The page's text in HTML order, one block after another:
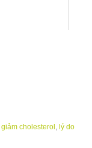
giảm cholesterol , lý do